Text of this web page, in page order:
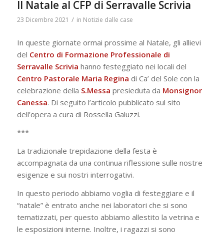
Il Natale al CFP di Serravalle Scrivia
23 Dicembre 2021 / in Notizie dalle case
In queste giornate ormai prossime al Natale, gli allievi
del Centro di Formazione Professionale di
Serravalle Scrivia hanno festeggiato nei locali del
Centro Pastorale Maria Regina di Ca’ del Sole con la
celebrazione della S.Messa presieduta da Monsignor
Canessa. Di seguito l’articolo pubblicato sul sito
dell’opera a cura di Rossella Galuzzi.
***
La tradizionale trepidazione della festa è
accompagnata da una continua riflessione sulle nostre
esigenze e sui nostri interrogativi.
In questo periodo abbiamo voglia di festeggiare e il
“natale” è entrato anche nei laboratori che si sono
tematizzati, per questo abbiamo allestito la vetrina e
le esposizioni interne. Inoltre, i ragazzi si sono